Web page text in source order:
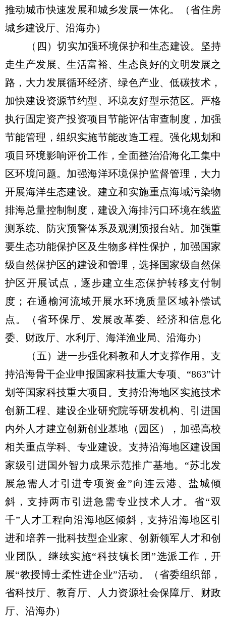
推动城市快速发展和城乡发展一体化。（省住房
城乡建设厅、沿海办）
（四）切实加强环境保护和生态建设。坚持
走生产发展、生活富裕、生态良好的文明发展之
路，大力发展循环经济、绿色产业、低碳技术，
加快建设资源节约型、环境友好型示范区。严格
执行固定资产投资项目节能评估审查制度，加强
节能管理，组织实施节能改造工程。强化规划和
项目环境影响评价工作，全面整治沿海化工集中
区环境问题。加强海洋环境保护监督管理，大力
开展海洋生态建设。建立和实施重点海域污染物
排海总量控制制度，建设入海排污口环境在线监
测系统、防灾预警体系及观测预报台站。加强重
要生态功能保护区及生物多样性保护，加强国家
级自然保护区的建设和管理，选择国家级自然保
护区开展试点，逐步建立生态保护转移支付制
度；在通榆河流域开展水环境质量区域补偿试
点。（省环保厅、发展改革委、经济和信息化
委、财政厅、水利厅、海洋渔业局、沿海办）
（五）进一步强化科教和人才支撑作用。支
持沿海骨干企业申报国家科技重大专项、“863”计
划等国家科技重大项目。支持沿海地区实施技术
创新工程、建设企业研究院等研发机构、引进国
内外人才建立创新创业基地（园区），加强高校
相关重点学科、专业建设。支持沿海地区建设国
家级引进国外智力成果示范推广基地。“苏北发
展急需人才引进专项资金”向连云港、盐城倾
斜，支持两市引进急需专业技术人才。省“双
千”人才工程向沿海地区倾斜，支持沿海地区引
进和培养一批科技型企业家、创新领军人才和创
业团队。继续实施“科技镇长团”选派工作，开
展“教授博士柔性进企业”活动。（省委组织部，
省科技厅、教育厅、人力资源社会保障厅、财政
厅、沿海办）